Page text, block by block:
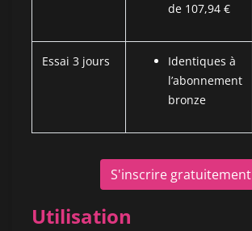
de 107,94 €
Essai 3 jours
Identiques à
l’abonnement
bronze
S'inscrire gratuitement
Utilisation